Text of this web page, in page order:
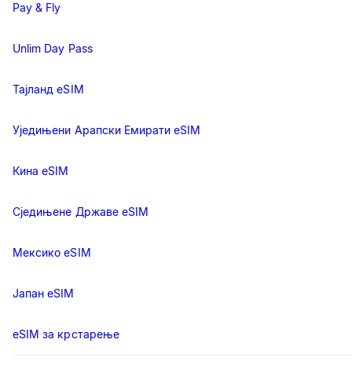
Pay & Fly
Unlim Day Pass
Тајланд eSIM
Уједињени Арапски Емирати eSIM
Кина eSIM
Сједињене Државе eSIM
Мексико eSIM
Јапан eSIM
eSIM за крстарење